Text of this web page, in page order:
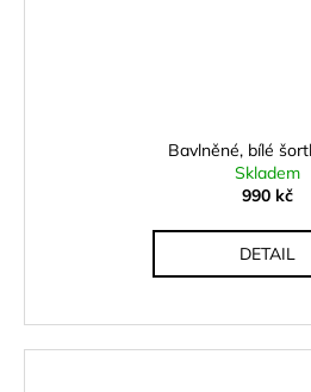
Bavlněné, bílé
Skladem
990 kč
DETAIL